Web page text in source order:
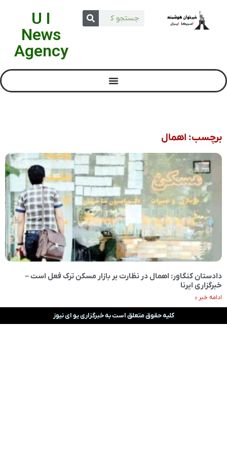
U I
News
Agency
برچسب: اهمال
دادستان کنگاور: اهمال در نظارت بر بازار مسکن ترک فعل است –
خبرگزاری ایرنا
ادامه خبر »
کلیه حقوق متعلق است به خبرگزاری یو ای نیوز